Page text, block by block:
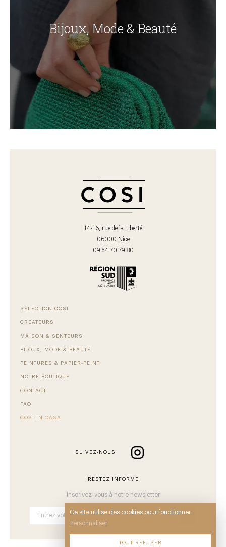
Bijoux, Mode & Beauté
14-16, rue de la Liberté
06000 Nice
09 54 70 79 80
SÉLECTION COSI
CRÉATEURS
MAISON & SENTEURS
BIJOUX, MODE & BEAUTÉ
PEINTURES & PAPIER-PEINT
NOTRE BOUTIQUE
CONTACT
FAQ
COSI IN CASA
SUIVEZ-NOUS
RESTEZ INFORMÉ
Inscrivez-vous à notre newsletter
OK
Ce site utilise des cookies pour fonctionner.
Personnaliser
TOUT REFUSER